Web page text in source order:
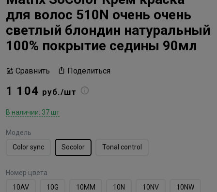
для волос 510N очень очень
светлый блондин натуральный
100% покрытие седины 90мл
Сравнить Поделиться
1 104 руб./шт
В наличии: 37 шт
Модель
Color sync
Socolor Tonal control
Номер цвета
10AV
10G 10MМ 10N 10NV 10NW